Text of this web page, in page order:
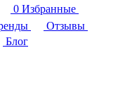
0 Избранные
Отзывы
Блог